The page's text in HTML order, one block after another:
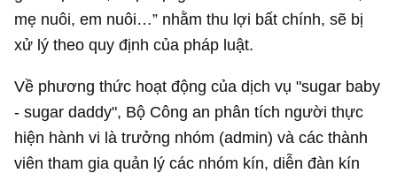
mẹ nuôi, em nuôi…” nhằm thu lợi bất chính, sẽ bị
xử lý theo quy định của pháp luật.
Về phương thức hoạt động của dịch vụ "sugar baby
- sugar daddy", Bộ Công an phân tích người thực
hiện hành vi là trưởng nhóm (admin) và các thành
viên tham gia quản lý các nhóm kín, diễn đàn kín